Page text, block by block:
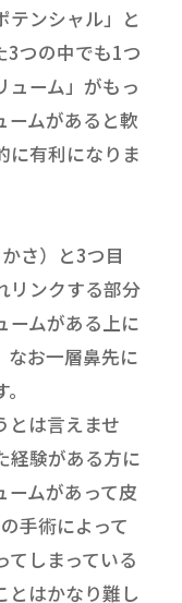
テンシャル」と
3つの中でも1つ
ューム」がもっ
ームがあると軟
に有利になりま
さ）と3つ目
リンクする部分
ームがある上に
なお一層鼻先に
とは言えませ
経験がある方に
ームがあって皮
手術によって
てしまっている
とはかなり難し